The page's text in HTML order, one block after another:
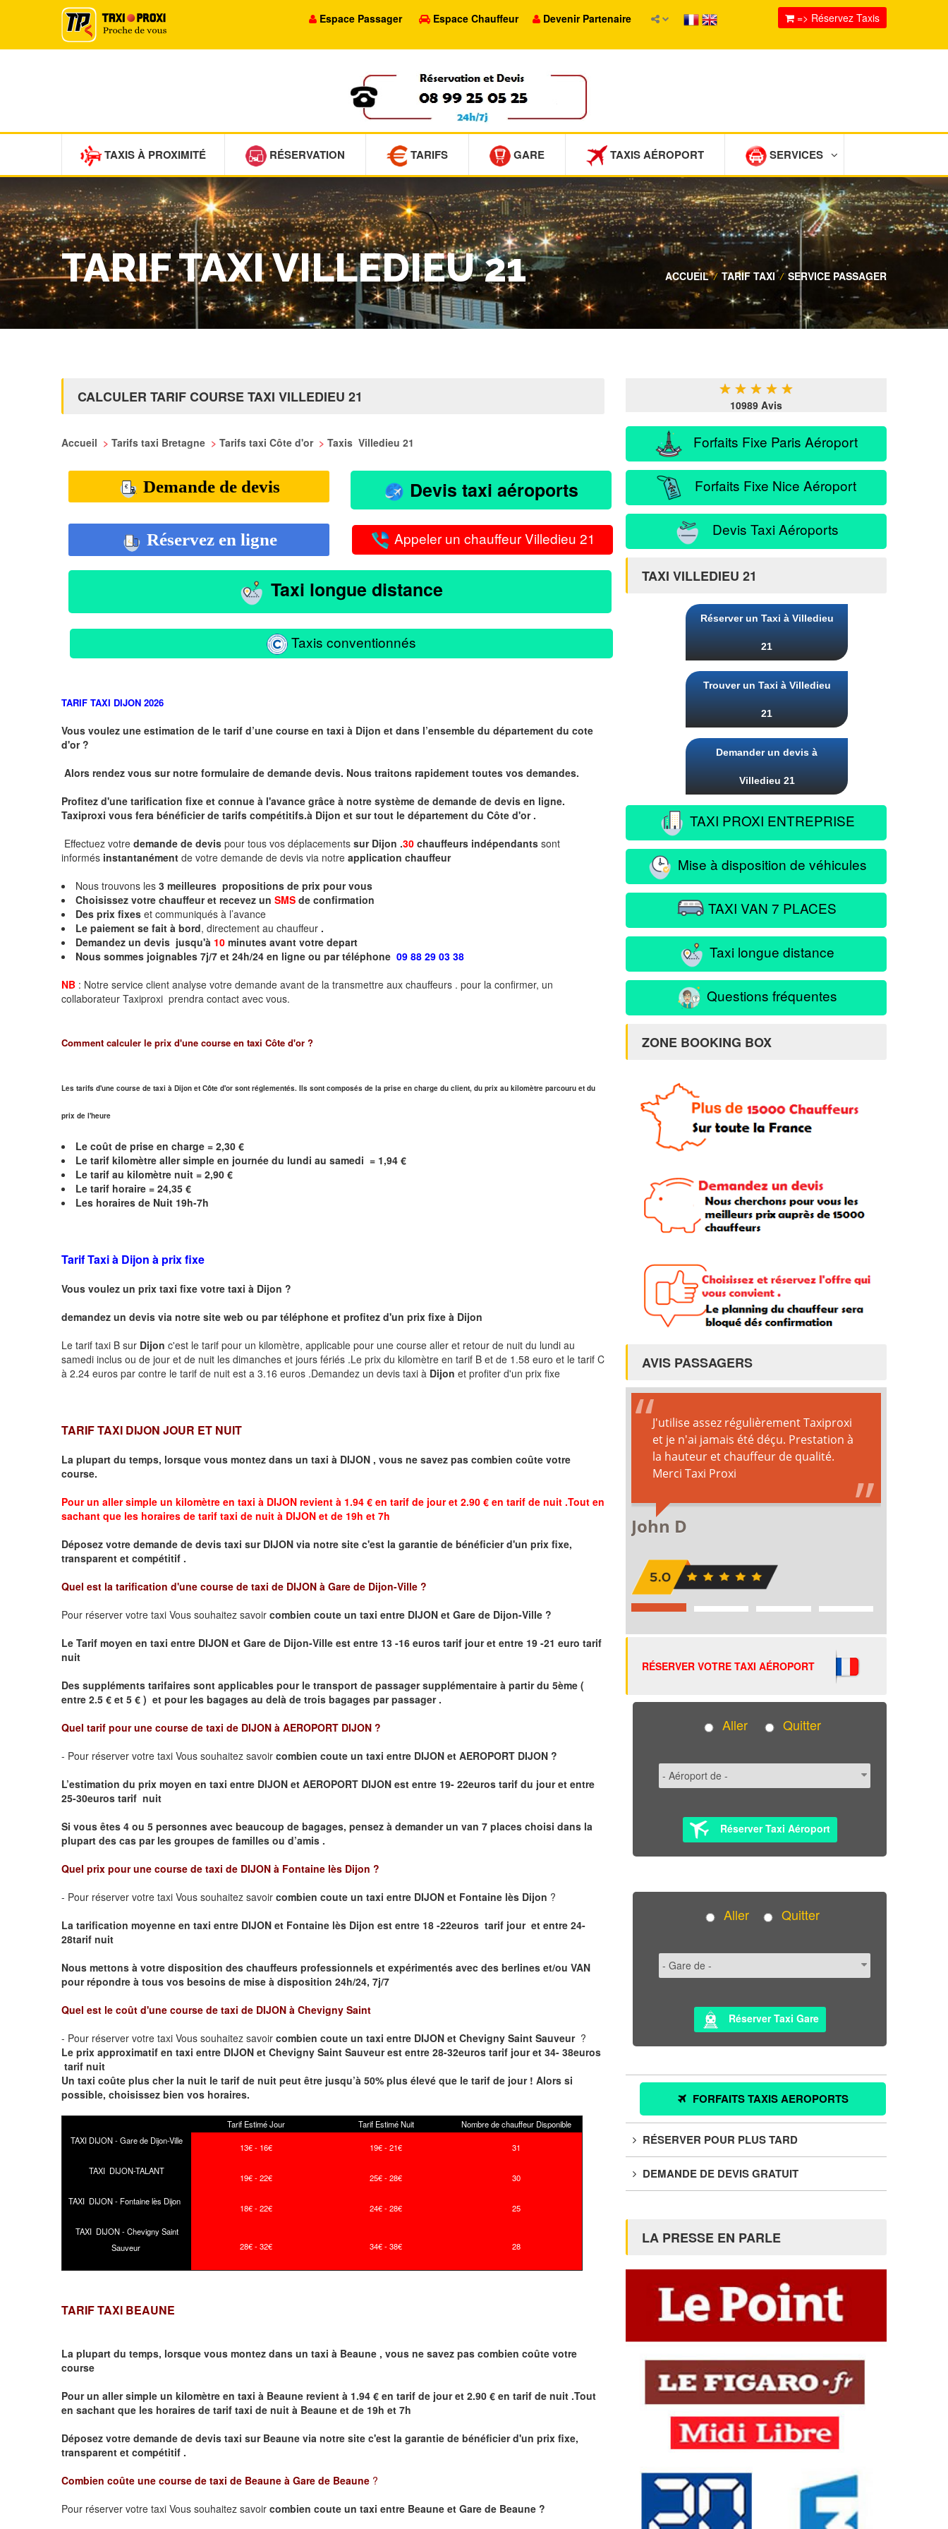
Espace Passager Espace Chauffeur Devenir Partenaire => Réservez Taxis
TAXIS À PROXIMITÉ RÉSERVATION TARIFS GARE TAXIS AÉROPORT SERVICES
TARIF TAXI VILLEDIEU 21 ACCUEIL / TARIF TAXI / SERVICE PASSAGER
CALCULER TARIF COURSE TAXI VILLEDIEU 21
Accueil > Tarifs taxi Bretagne > Tarifs taxi Côte d'or > Taxis Villedieu 21
Demande de devis Devis taxi aéroports
Réservez en ligne Appeler un chauffeur Villedieu 21
Taxi longue distance
Taxis conventionnés
TARIF TAXI DIJON 2026
Vous voulez une estimation de le tarif d’une course en taxi à Dijon et dans l’ensemble du département du cote
d'or ?
Alors rendez vous sur notre formulaire de demande devis. Nous traitons rapidement toutes vos demandes.
Profitez d'une tarification fixe et connue à l'avance grâce à notre système de demande de devis en ligne.
Taxiproxi vous fera bénéficier de tarifs compétitifs.à Dijon et sur tout le département du Côte d'or .
Effectuez votre demande de devis pour tous vos déplacements sur Dijon .30 chauffeurs indépendants sont
informés instantanément de votre demande de devis via notre application chauffeur
Nous trouvons les 3 meilleures propositions de prix pour vous
Choisissez votre chauffeur et recevez un SMS de confirmation
Des prix fixes et communiqués à l’avance
Le paiement se fait à bord, directement au chauffeur .
Demandez un devis jusqu'à 10 minutes avant votre depart
Nous sommes joignables 7j/7 et 24h/24 en ligne ou par téléphone 09 88 29 03 38
NB : Notre service client analyse votre demande avant de la transmettre aux chauffeurs . pour la confirmer, un
collaborateur Taxiproxi prendra contact avec vous.
Comment calculer le prix d'une course en taxi Côte d'or ?
Les tarifs d'une course de taxi à Dijon et Côte d'or sont réglementés. Ils sont composés de la prise en charge du client, du prix au kilomètre parcouru et du
prix de l'heure
Le coût de prise en charge = 2,30 €
Le tarif kilomètre aller simple en journée du lundi au samedi = 1,94 €
Le tarif au kilomètre nuit = 2,90 €
Le tarif horaire = 24,35 €
Les horaires de Nuit 19h-7h
Tarif Taxi à Dijon à prix fixe
Vous voulez un prix taxi fixe votre taxi à Dijon ?
demandez un devis via notre site web ou par téléphone et profitez d'un prix fixe à Dijon
Le tarif taxi B sur Dijon c'est le tarif pour un kilomètre, applicable pour une course aller et retour de nuit du lundi au
samedi inclus ou de jour et de nuit les dimanches et jours fériés .Le prix du kilomètre en tarif B et de 1.58 euro et le tarif C
à 2.24 euros par contre le tarif de nuit est a 3.16 euros .Demandez un devis taxi à Dijon et profiter d'un prix fixe
TARIF TAXI DIJON JOUR ET NUIT
La plupart du temps, lorsque vous montez dans un taxi à DIJON , vous ne savez pas combien coûte votre
course.
Pour un aller simple un kilomètre en taxi à DIJON revient à 1.94 € en tarif de jour et 2.90 € en tarif de nuit .Tout en
sachant que les horaires de tarif taxi de nuit à DIJON et de 19h et 7h
Déposez votre demande de devis taxi sur DIJON via notre site c'est la garantie de bénéficier d'un prix fixe,
transparent et compétitif .
Quel est la tarification d'une course de taxi de DIJON à Gare de Dijon-Ville ?
Pour réserver votre taxi Vous souhaitez savoir combien coute un taxi entre DIJON et Gare de Dijon-Ville ?
Le Tarif moyen en taxi entre DIJON et Gare de Dijon-Ville est entre 13 -16 euros tarif jour et entre 19 -21 euro tarif
nuit
Des suppléments tarifaires sont applicables pour le transport de passager supplémentaire à partir du 5ème (
entre 2.5 € et 5 € ) et pour les bagages au delà de trois bagages par passager .
Quel tarif pour une course de taxi de DIJON à AEROPORT DIJON ?
- Pour réserver votre taxi Vous souhaitez savoir combien coute un taxi entre DIJON et AEROPORT DIJON ?
L’estimation du prix moyen en taxi entre DIJON et AEROPORT DIJON est entre 19- 22euros tarif du jour et entre
25-30euros tarif nuit
Si vous êtes 4 ou 5 personnes avec beaucoup de bagages, pensez à demander un van 7 places choisi dans la
plupart des cas par les groupes de familles ou d’amis .
Quel prix pour une course de taxi de DIJON à Fontaine lès Dijon ?
- Pour réserver votre taxi Vous souhaitez savoir combien coute un taxi entre DIJON et Fontaine lès Dijon ?
La tarification moyenne en taxi entre DIJON et Fontaine lès Dijon est entre 18 -22euros tarif jour et entre 24-
28tarif nuit
Nous mettons à votre disposition des chauffeurs professionnels et expérimentés avec des berlines et/ou VAN
pour répondre à tous vos besoins de mise à disposition 24h/24, 7j/7
Quel est le coût d'une course de taxi de DIJON à Chevigny Saint
- Pour réserver votre taxi Vous souhaitez savoir combien coute un taxi entre DIJON et Chevigny Saint Sauveur ?
Le prix approximatif en taxi entre DIJON et Chevigny Saint Sauveur est entre 28-32euros tarif jour et 34- 38euros
tarif nuit
Un taxi coûte plus cher la nuit le tarif de nuit peut être jusqu’à 50% plus élevé que le tarif de jour ! Alors si
possible, choisissez bien vos horaires.
Tarif Estimé Jour Tarif Estimé Nuit
Nombre de chauffeur Disponible
TAXI DIJON - Gare de Dijon-Ville
13€ - 16€ 19€ - 21€ 31
TAXI DIJON-TALANT
19€ - 22€ 25€ - 28€ 30
TAXI DIJON - Fontaine lès Dijon
18€ - 22€ 24€ - 28€ 25
TAXI DIJON - Chevigny Saint
Sauveur
28€ - 32€ 34€ - 38€ 28
TARIF TAXI BEAUNE
La plupart du temps, lorsque vous montez dans un taxi à Beaune , vous ne savez pas combien coûte votre
course
Pour un aller simple un kilomètre en taxi à Beaune revient à 1.94 € en tarif de jour et 2.90 € en tarif de nuit .Tout
en sachant que les horaires de tarif taxi de nuit à Beaune et de 19h et 7h
Déposez votre demande de devis taxi sur Beaune via notre site c'est la garantie de bénéficier d'un prix fixe,
transparent et compétitif .
Combien coûte une course de taxi de Beaune à Gare de Beaune ?
Pour réserver votre taxi Vous souhaitez savoir combien coute un taxi entre Beaune et Gare de Beaune ?
★ ★ ★ ★ ★
10989 Avis
Forfaits Fixe Paris Aéroport
Forfaits Fixe Nice Aéroport
Devis Taxi Aéroports
TAXI VILLEDIEU 21
Réserver un Taxi à Villedieu
21
Trouver un Taxi à Villedieu
21
Demander un devis à
Villedieu 21
TAXI PROXI ENTREPRISE
Mise à disposition de véhicules
TAXI VAN 7 PLACES
Taxi longue distance
Questions fréquentes
ZONE BOOKING BOX
AVIS PASSAGERS
RÉSERVER VOTRE TAXI AÉROPORT
Aller Quitter
Réserver Taxi Aéroport
Aller Quitter
Réserver Taxi Gare
FORFAITS TAXIS AEROPORTS
RÉSERVER POUR PLUS TARD
DEMANDE DE DEVIS GRATUIT
LA PRESSE EN PARLE